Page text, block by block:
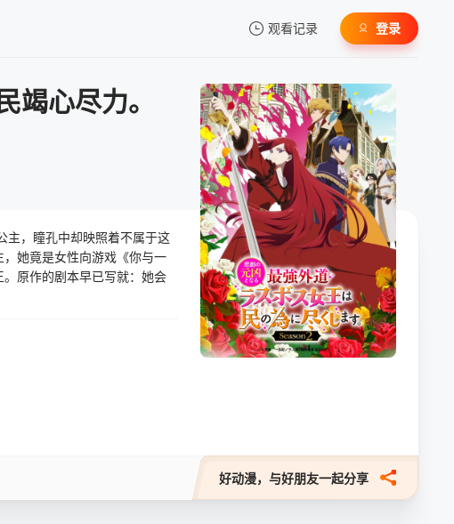
观看记录
暂无观看影片的记录
登录
竭心尽力。
主，瞳孔中却映照着不属于这
她竟是女性向游戏《你与一
原作的剧本早已写就：她会
好动漫，与好朋友一起分享